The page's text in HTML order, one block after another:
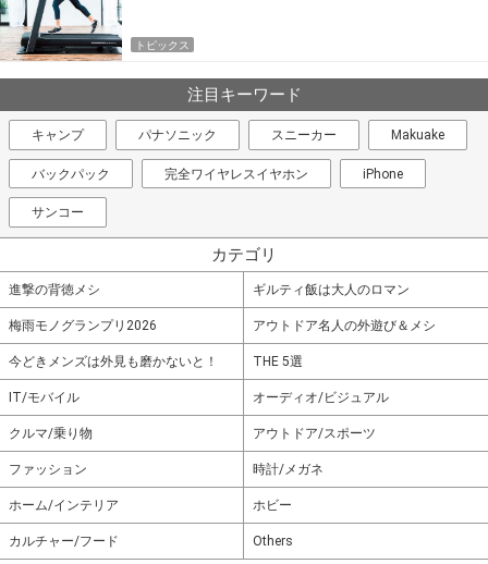
トピックス
注目キーワード
キャンプ パナソニック スニーカー Makuake
バックパック 完全ワイヤレスイヤホン iPhone
サンコー
カテゴリ
進撃の背徳メシ ギルティ飯は大人のロマン
梅雨モノグランプリ2026 アウトドア名人の外遊び＆メシ
今どきメンズは外見も磨かないと！ THE 5選
IT/モバイル オーディオ/ビジュアル
クルマ/乗り物 アウトドア/スポーツ
ファッション 時計/メガネ
ホーム/インテリア ホビー
カルチャー/フード Others